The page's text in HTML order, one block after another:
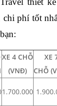
chi phí tốt
XE 4 CHỖ
(VNĐ)
XE
CHỖ
1.700.000